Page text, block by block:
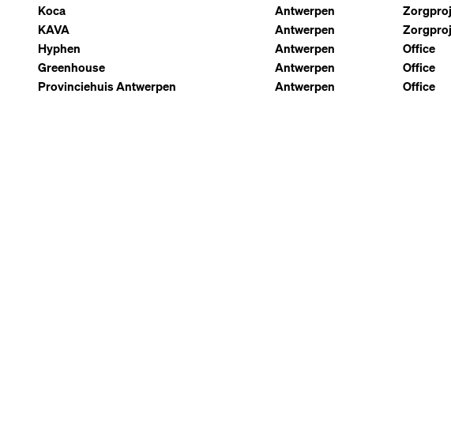
Koca
Antwerpen
KAVA
Antwerpen
Hyphen
Antwerpen
Office
Greenhouse
Antwerpen
Office
Provinciehuis Antwerpen
Antwerpen Office